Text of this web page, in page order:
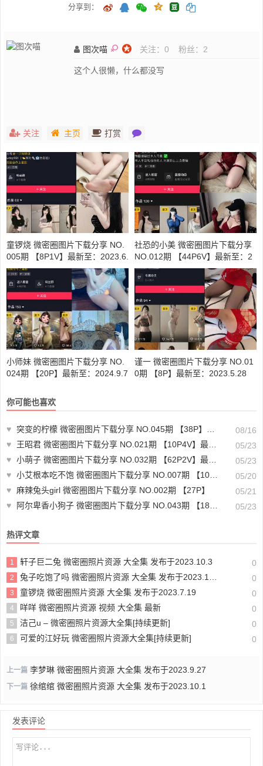
分享到：
图次喵 关注： 0 粉丝： 2
这个人很懒，什么都没写
关注 主页 打赏
童锣烧 微密圈图片下载分享 NO.
005期 【8P1V】最新至：2023.6.
11
社恐的小美 微密圈图片下载分享
NO.012期 【44P6V】最新至：2
024.10.29
小师妹 微密圈图片下载分享 NO.
024期 【20P】最新至：2024.9.7
谨一 微密圈图片下载分享 NO.01
0期 【8P】最新至：2023.5.28
你可能也喜欢
♥ 突变的柠檬 微密圈图片下载分享 NO.045期 【38P】最新至：2024.8.15
08/16
♥
王昭君 微密圈图片下载分享 NO.021期 【10P4V】最新至：2023.12.26
05/23
♥ 小萌子 微密圈图片下载分享 NO.032期 【62P2V】最新至：2023.12.04
05/23
♥ 小艾根本吃不饱 微密圈图片下载分享 NO.007期 【102P】
05/20
♥
麻辣兔头girl 微密圈图片下载分享 NO.002期 【27P】
05/21
♥
阿尔卑香小狗子 微密圈图片下载分享 NO.043期 【18P1V】最新至：2024.1.26 05/23
热评文章
1 轩子巨二兔 微密圈照片资源 大全集 发布于2023.10.3 0
2 兔子吃饱了吗 微密圈照片资源 大全集 发布于2023.10.5 0
3 童锣烧 微密圈照片资源 大全集 发布于2023.7.19 0
4 咩咩 微密圈照片资源 视频 大全集 最新 0
5 洁己u – 微密圈照片资源大全集[持续更新] 0
6 可爱的江好玩 微密圈照片资源大全集[持续更新] 0
上一篇 李梦琳 微密圈照片资源 大全集 发布于2023.9.27
下一篇 徐绾绾 微密圈照片资源 大全集 发布于2023.10.1
发表评论